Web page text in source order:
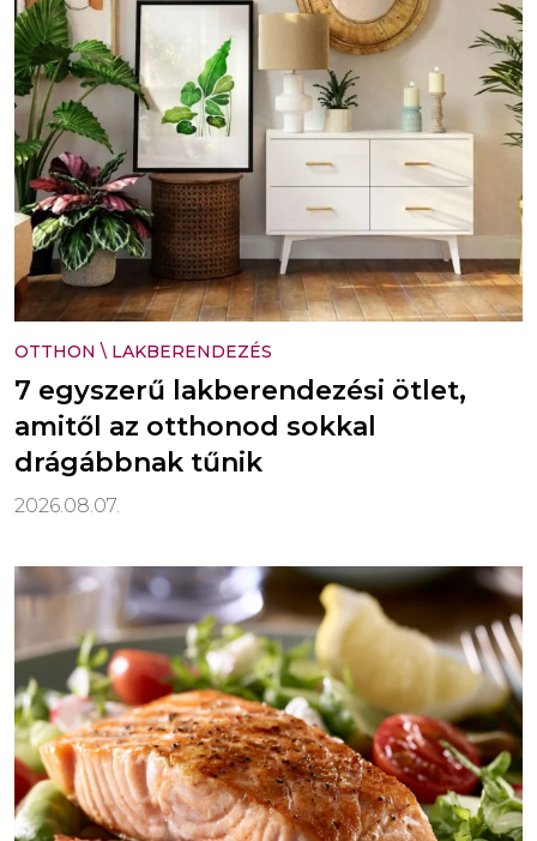
OTTHON \ LAKBERENDEZÉS
7 egyszerű lakberendezési ötlet,
amitől az otthonod sokkal
drágábbnak tűnik
2026.08.07.